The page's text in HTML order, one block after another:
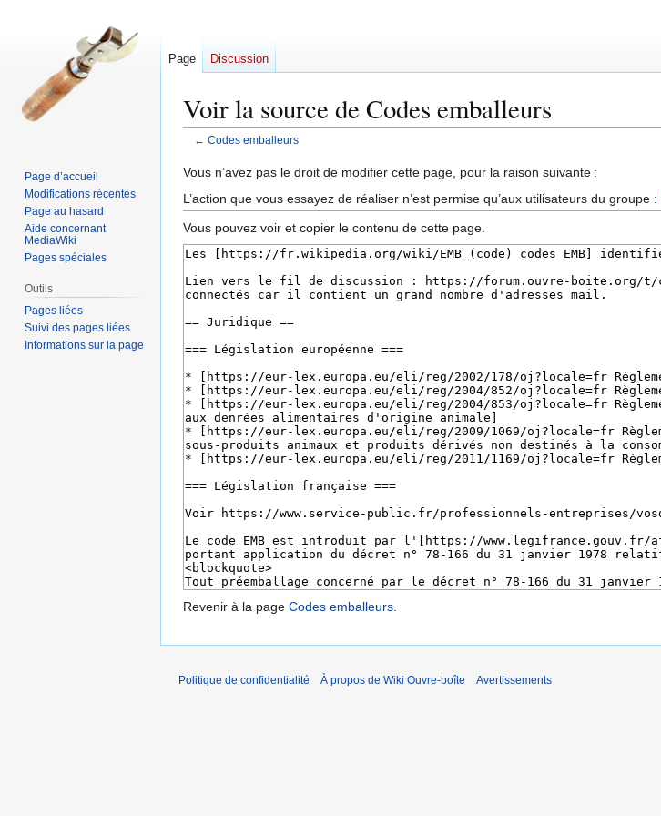
Voir la source de Codes emballeurs
← Codes emballeurs
Aller
à
la
navigation
Aller
à
la
recherche
Vous n’avez pas le droit de modifier cette page, pour la raison suivante :
L’action que vous essayez de réaliser n’est permise qu’aux utilisateurs du groupe :
Vous pouvez voir et copier le contenu de cette page.
Revenir à la page Codes emballeurs
Page Discussion
Page d’accueil
Modifications récentes
Page au hasard
Aide concernant
MediaWiki
Pages spéciales
Outils
Pages liées
Suivi des pages liées
Informations sur la page
Politique de confidentialité À propos de Wiki Ouvre-boîte Avertissements